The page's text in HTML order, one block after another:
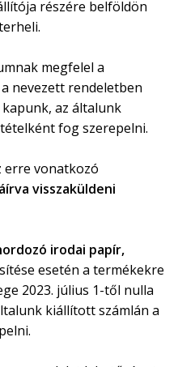
részére belföldön
megfelel a
nevezett rendeletben
az általunk
fog szerepelni.
erre vonatkozó
visszaküldeni
irodai papír,
esetén a termékekre
2023. július 1-től nulla
kiállított számlán a